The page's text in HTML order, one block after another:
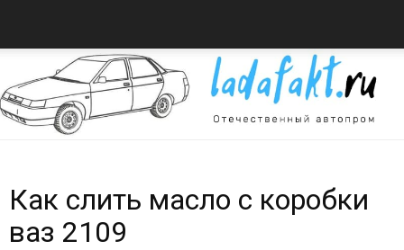
Как слить масло с коробки
ваз 2109